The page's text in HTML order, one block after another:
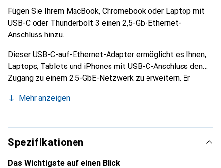
Fügen Sie Ihrem MacBook, Chromebook oder Laptop mit
USB-C oder Thunderbolt 3 einen 2,5-Gb-Ethernet-
Anschluss hinzu.
Dieser USB-C-auf-Ethernet-Adapter ermöglicht es Ihnen,
Laptops, Tablets und iPhones mit USB-C-Anschluss den
Zugang zu einem 2,5-GbE-Netzwerk zu erweitern. Er
der es Ihnen erlaubt, ein Ladegerät an denselben USB-C-
Ethernet-Verbindung und Geräteaufladung möglich ist.
Dieses Design stellt sicher, dass Sie den ursprünglichen
USB-C-Anschluss nicht für das Aufladen oder den
Anschluss zusätzlicher Peripheriegeräte verlieren, was ihn
Mehr anzeigen
Spezifikationen
Das Wichtigste auf einen Blick